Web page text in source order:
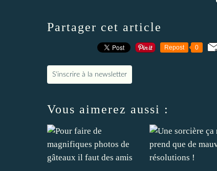
Partager cet article
Repost 0
S'inscrire à la newsletter
Vous aimerez aussi :